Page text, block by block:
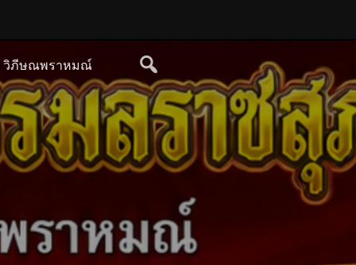
วิภีษณพราหมณ์